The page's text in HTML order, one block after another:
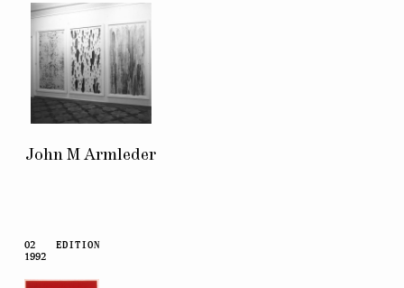
John M Armleder
02
1992
EDITION